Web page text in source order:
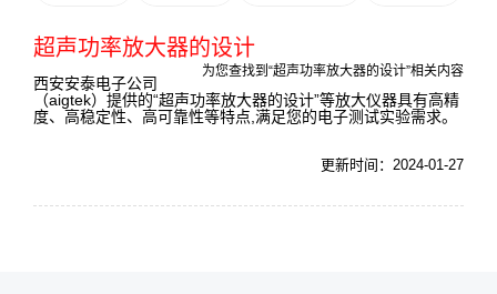
超声功率放大器的设计
为您查找到“超声功率放大器的设计”相关内容
西安安泰电子公司
（aigtek）提供的“超声功率放大器的设计”等放大仪器具有高精
度、高稳定性、高可靠性等特点,满足您的电子测试实验需求。
更新时间：2024-01-27